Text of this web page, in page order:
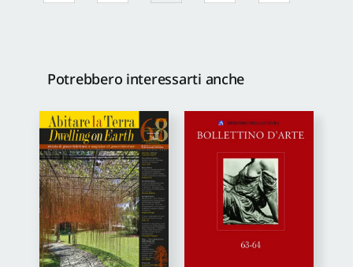
Potrebbero interessarti anche